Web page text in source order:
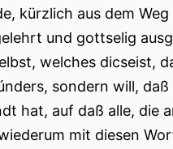
kürzlich aus dem
und gottselig
welches dicseist,
sondern will, daß
hat, auf daß alle, die
mit diesen